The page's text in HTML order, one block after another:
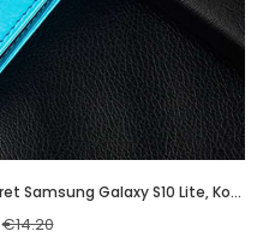
Kuori Samsung Galaxy S10 Lite, Kuoret Samsung Galaxy S10 Lite, Kotelo Samsung Galaxy S10 Lite Nahkak
€14.20